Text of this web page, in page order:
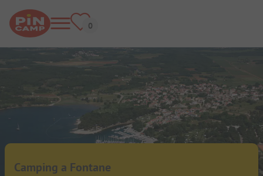
Camping a Fontane